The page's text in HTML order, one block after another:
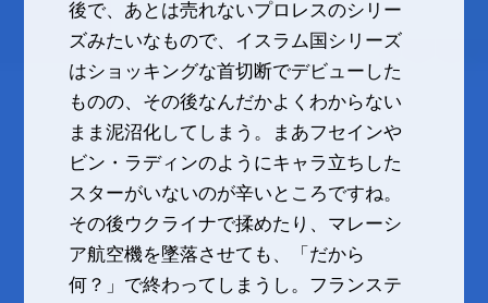
後で、あとは売れないプロレスのシリー
ズみたいなもので、イスラム国シリーズ
はショッキングな首切断でデビューした
ものの、その後なんだかよくわからない
まま泥沼化してしまう。まあフセインや
ビン・ラディンのようにキャラ立ちした
スターがいないのが辛いところですね。
その後ウクライナで揉めたり、マレーシ
ア航空機を墜落させても、「だから
何？」で終わってしまうし。フランステ